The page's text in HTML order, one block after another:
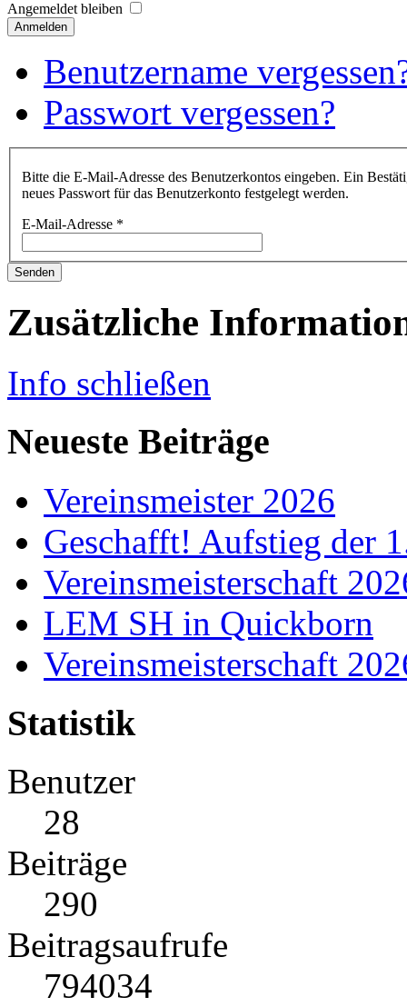
Angemeldet bleiben
Anmelden
Benutzername
Passwort vergessen?
Bitte die E-Mail-Adresse des Benutzerkontos eingeben. Ein
neues Passwort für das Benutzerkonto festgelegt werden.
E-Mail-Adresse *
Senden
Zusätzliche
Info schließen
Neueste Beiträge
Vereinsmeister 2026
Geschafft! Aufstieg der
Vereinsmeisterschaft
LEM SH in Quickborn
Vereinsmeisterschaft
Statistik
Benutzer
28
Beiträge
290
Beitragsaufrufe
794034